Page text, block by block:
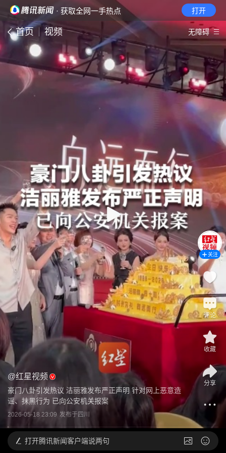
· 获取全网一手热点 打开
首页 视频 无障碍
@红星视频
豪门八卦引发热议 洁丽雅发布严正声明 针对网上恶意造
谣、抹黑行为 已向公安机关报案
2026-05-18 23:09 发布于四川
关注
评论
收藏
分享
打开腾讯新闻客户端说两句